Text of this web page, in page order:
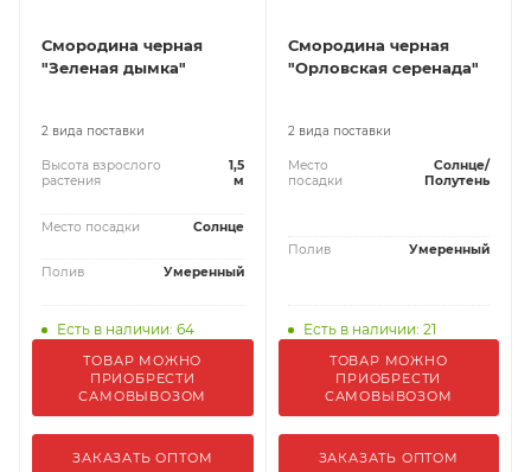
Смородина черная
"Зеленая дымка"
2 вида поставки
Высота взрослого
растения
1,5
м
Место посадки Солнце
Полив Умеренный
Есть в наличии: 64
ТОВАР МОЖНО
ПРИОБРЕСТИ
САМОВЫВОЗОМ
ЗАКАЗАТЬ ОПТОМ
Смородина черная
"Орловская серенада"
2 вида поставки
Место
посадки
Солнце/
Полутень
Полив Умеренный
Есть в наличии: 21
ТОВАР МОЖНО
ПРИОБРЕСТИ
САМОВЫВОЗОМ
ЗАКАЗАТЬ ОПТОМ